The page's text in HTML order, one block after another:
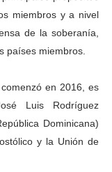
miembros y a nivel
de la soberanía,
países miembros.
en 2016, es
Luis Rodríguez
Dominicana)
y la Unión de